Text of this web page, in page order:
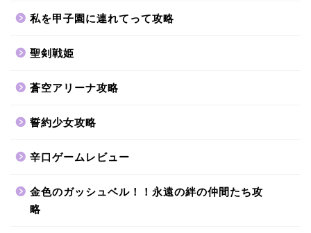
私を甲子園に連れてって攻略
聖剣戦姫
蒼空アリーナ攻略
誓約少女攻略
辛口ゲームレビュー
金色のガッシュベル！！永遠の絆の仲間たち攻
略